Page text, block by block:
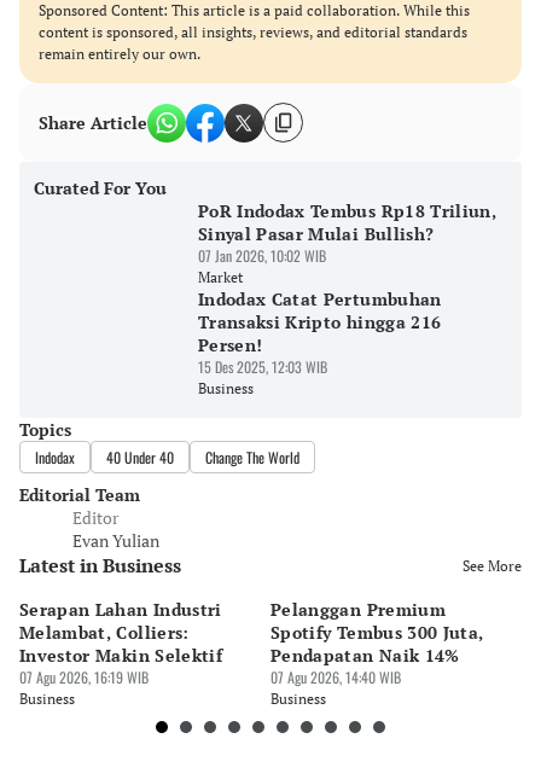
Sponsored Content: This article is a paid collaboration. While this
content is sponsored, all insights, reviews, and editorial standards
remain entirely our own.
Share Article
Curated For You
PoR Indodax Tembus Rp18 Triliun,
Sinyal Pasar Mulai Bullish?
07 Jan 2026, 10:02 WIB
Market
Indodax Catat Pertumbuhan
Transaksi Kripto hingga 216
Persen!
15 Des 2025, 12:03 WIB
Business
Topics
Indodax 40 Under 40 Change The World
Editorial Team
Editor
Evan Yulian
Latest in Business See More
Serapan Lahan Industri
Melambat, Colliers:
Investor Makin Selektif
07 Agu 2026, 16:19 WIB
Business
Pelanggan Premium
Spotify Tembus 300 Juta,
Pendapatan Naik 14%
07 Agu 2026, 14:40 WIB
Business